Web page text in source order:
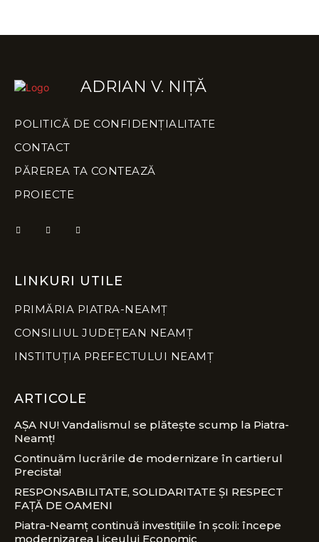
ADRIAN V. NIȚĂ
POLITICĂ DE CONFIDENȚIALITATE
CONTACT
PĂREREA TA CONTEAZĂ
PROIECTE
LINKURI UTILE
PRIMĂRIA PIATRA-NEAMȚ
CONSILIUL JUDEȚEAN NEAMȚ
INSTITUȚIA PREFECTULUI NEAMȚ
ARTICOLE
AȘA NU! Vandalismul se plătește scump la Piatra-
Neamț!
Continuăm lucrările de modernizare în cartierul
Precista!
RESPONSABILITATE, SOLIDARITATE ȘI RESPECT
FAȚĂ DE OAMENI
Piatra-Neamț continuă investițiile în școli: începe
modernizarea Liceului Economic